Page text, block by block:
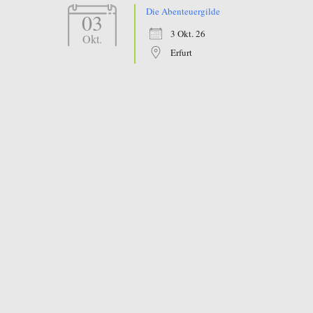
03
Okt.
Die Abenteuergilde
3 Okt. 26
Erfurt